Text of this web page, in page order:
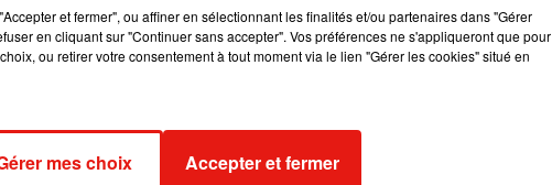
athlètes et les sports, prend fin, laissant place à
le même temps, le drapeau paralympique est hissé
et fermer", ou affiner en sélectionnant les finalités et/ou partenaires dans "Gérer
en cliquant sur "Continuer sans accepter". Vos préférences ne s'appliqueront que pour
ou retirer votre consentement à tout moment via le lien "Gérer les cookies" situé en
mes choix Accepter et fermer